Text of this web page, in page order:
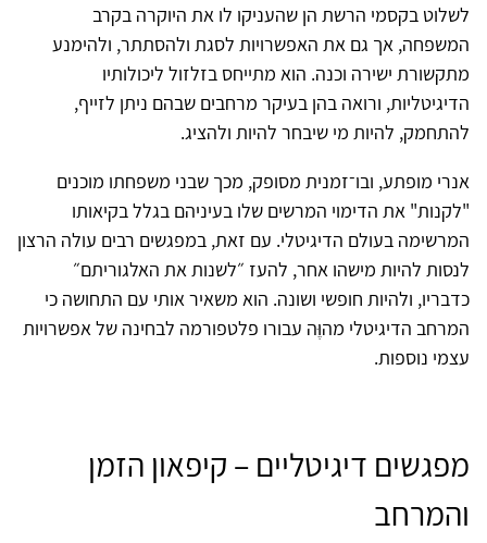
לשלוט בקסמי הרשת הן שהעניקו לו את היוקרה בקרב
המשפחה, אך גם את האפשרויות לסגת ולהסתתר, ולהימנע
מתקשורת ישירה וכנה. הוא מתייחס בזלזול ליכולותיו
הדיגיטליות, ורואה בהן בעיקר מרחבים שבהם ניתן לזייף,
להתחמק, להיות מי שיבחר להיות ולהציג.
אנרי מופתע, ובו־זמנית מסופק, מכך שבני משפחתו מוכנים
"לקנות" את הדימוי המרשים שלו בעיניהם בגלל בקיאותו
המרשימה בעולם הדיגיטלי. עם זאת, במפגשים רבים עולה הרצון
לנסות להיות מישהו אחר, להעז ״לשנות את האלגוריתם״
כדבריו, ולהיות חופשי ושונה. הוא משאיר אותי עם התחושה כי
המרחב הדיגיטלי מהוֶּה עבורו פלטפורמה לבחינה של אפשרויות
עצמי נוספות.
מפגשים דיגיטליים – קיפאון הזמן
והמרחב